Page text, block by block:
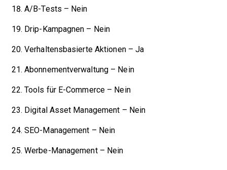
A/B-Tests – Nein
Drip-Kampagnen – Nein
Verhaltensbasierte Aktionen – Ja
Abonnementverwaltung – Nein
Tools für E-Commerce – Nein
Digital Asset Management – Nein
SEO-Management – Nein
Werbe-Management – Nein